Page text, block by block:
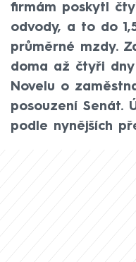
firmám poskytl
odvody, a to do
průměrné mzdy.
doma až čtyři
Novelu o
posouzení Senát.
podle nynějších